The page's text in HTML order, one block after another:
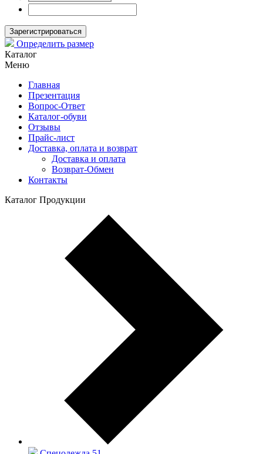
Зарегистрироваться
Определить размер
Каталог
Меню
Главная
Презентация
Вопрос-Ответ
Каталог-обуви
Отзывы
Прайс-лист
Доставка, оплата и возврат
Доставка и оплата
Возврат-Обмен
Контакты
Каталог Продукции